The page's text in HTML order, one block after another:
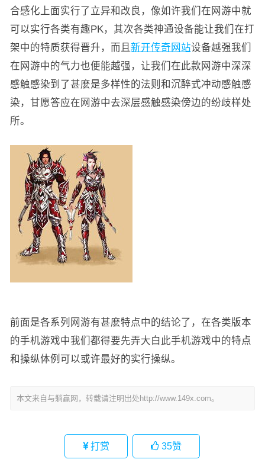
合感化上面实行了立异和改良，像如许我们在网游中就
可以实行各类有趣PK，其次各类神通设备能让我们在打
架中的特质获得晋升，而且 新开传奇网站设备越强我们
在网游中的气力也便能越强，让我们在此款网游中深深
感触感染到了甚麽是多样性的法则和沉醉式冲动感触感
染，甘愿答应在网游中去深层感触感染傍边的纷歧样处
所。
前面是各系列网游有甚麽特点中的结论了，在各类版本
的手机游戏中我们都得要先弄大白此手机游戏中的特点
和操纵体例可以或许最好的实行操纵。
本文来自与躺赢网，转载请注明出处http://www.149x.com。
打赏 35赞